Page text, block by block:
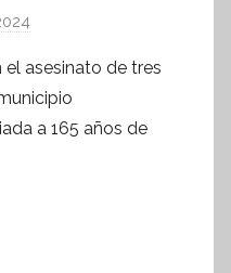
r
S
í
asesinato de tres
a 165 años de